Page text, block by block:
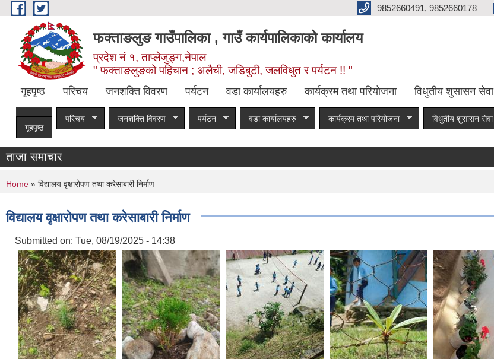
Skip to main content 9852660491, 9852660178
फक्ताङलुङ गाउँपालिका , गाउँ कार्यपालिकाको कार्यालय
प्रदेश नं १, ताप्लेजुङ्ग,नेपाल
" फक्ताङलुङको पहिचान ; अलैची, जडिबुटी, जलविधुत र पर्यटन !! "
गृहपृष्ठ परिचय जनशक्ति विवरण पर्यटन वडा कार्यालयहरु कार्यक्रम तथा परियोजना विधुतीय शुसासन सेवा
गृहपृष्ठ
परिचय जनशक्ति विवरण पर्यटन वडा कार्यालयहरु कार्यक्रम तथा परियोजना विधुतीय शुसासन सेवा
ताजा समाचार
You are here
Home » विद्यालय वृक्षारोपण तथा करेसाबारी निर्माण
विद्यालय वृक्षारोपण तथा करेसाबारी निर्माण
Submitted on: Tue, 08/19/2025 - 14:38